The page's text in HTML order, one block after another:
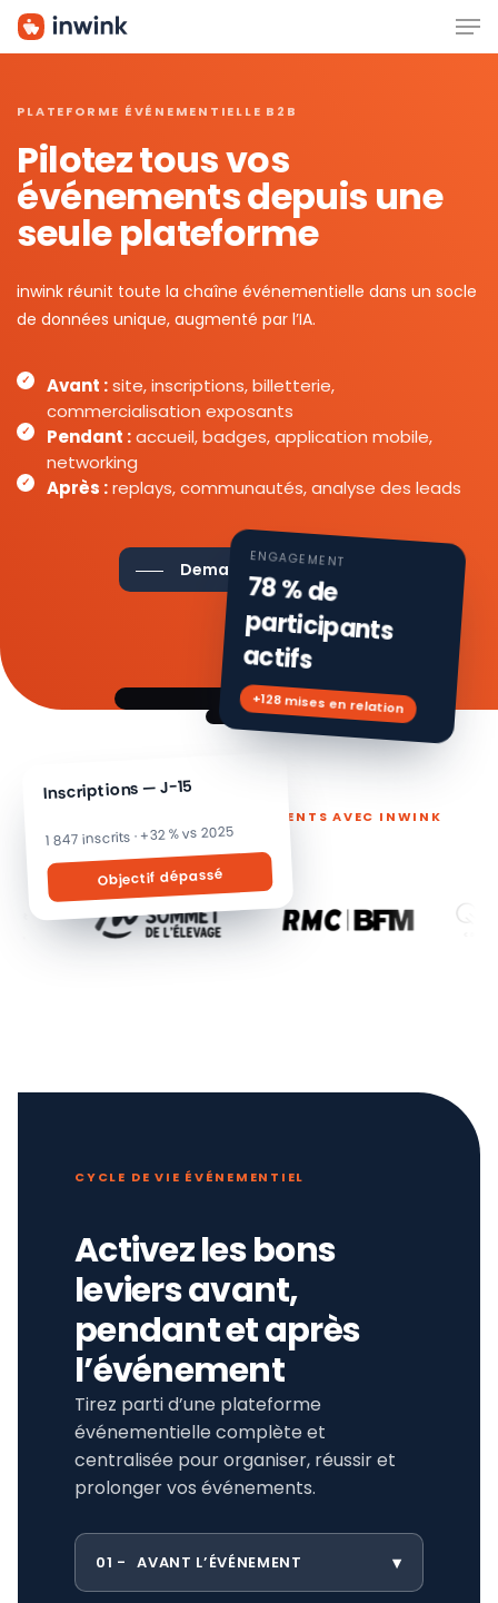
Skip
PLATEFORME ÉVÉNEMENTIELLE B2B
Pilotez tous vos
événements depuis une
seule plateforme
inwink réunit toute la chaîne événementielle dans un socle
de données unique, augmenté par l’IA.
Avant :site, inscriptions, billetterie,
commercialisation exposants
Pendant :accueil, badges, application mobile,
networking
Après :replays, communautés, analyse des leads
Demander une démo
Inscriptions — J-15
1 847 inscrits · +32 % vs 2025
Objectif dépassé
ENGAGEMENT
78 % de
participants
actifs
+128 mises en relation
ILS PILOTENT LEURS ÉVÉNEMENTS AVEC INWINK
CYCLE DE VIE ÉVÉNEMENTIEL
Activez les bons
leviers avant,
pendant et après
l’événement
Tirez parti d’une plateforme
événementielle complète et
centralisée pour organiser, réussir et
prolonger vos événements.
01 AVANT L’ÉVÉNEMENT